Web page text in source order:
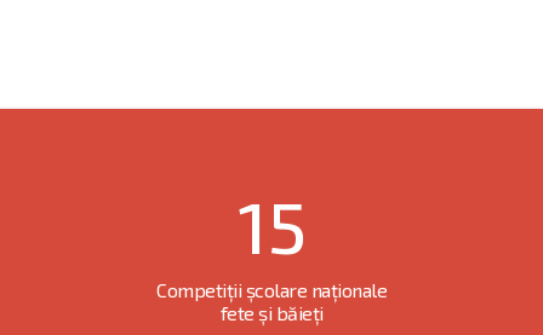
15
Competiții școlare naționale
fete și băieți